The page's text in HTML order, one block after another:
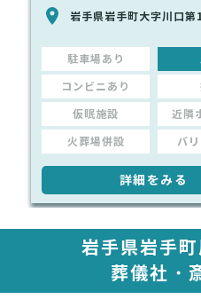
岩手県岩手町大字川口第
駐車場あり
コンビニあり
仮眠施設 近隣
火葬場併設 バ
詳細をみる
岩手県岩手
葬儀社・